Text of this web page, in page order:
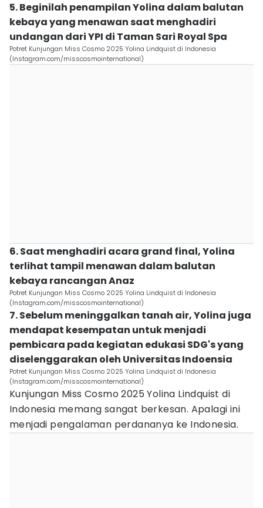
5. Beginilah penampilan Yolina dalam balutan
kebaya yang menawan saat menghadiri
undangan dari YPI di Taman Sari Royal Spa
Potret Kunjungan Miss Cosmo 2025 Yolina Lindquist di Indonesia
(Instagram.com/misscosmointernational)
6. Saat menghadiri acara grand final, Yolina
terlihat tampil menawan dalam balutan
kebaya rancangan Anaz
Potret Kunjungan Miss Cosmo 2025 Yolina Lindquist di Indonesia
(Instagram.com/misscosmointernational)
7. Sebelum meninggalkan tanah air, Yolina juga
mendapat kesempatan untuk menjadi
pembicara pada kegiatan edukasi SDG's yang
diselenggarakan oleh Universitas Indoensia
Potret Kunjungan Miss Cosmo 2025 Yolina Lindquist di Indonesia
(Instagram.com/misscosmointernational)
Kunjungan Miss Cosmo 2025 Yolina Lindquist di
Indonesia memang sangat berkesan. Apalagi ini
menjadi pengalaman perdananya ke Indonesia.